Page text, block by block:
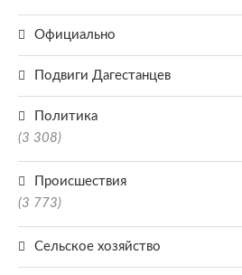
Официально
Подвиги Дагестанцев
Политика
(3 308)
Происшествия
(3 773)
Сельское хозяйство